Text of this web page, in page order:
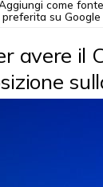
come fonte
preferita su Google
avere il